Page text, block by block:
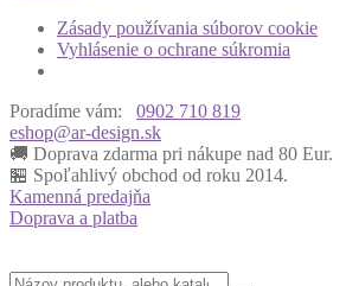
Zásady používania súborov cookie
Vyhlásenie o ochrane súkromia
Poradíme vám:
0902 710 819
eshop@ar-design.sk
🚚 Doprava zdarma pri nákupe nad 80 Eur.
🏪 Spoľahlivý obchod od roku 2014.
Kamenná predajňa
Doprava a platba